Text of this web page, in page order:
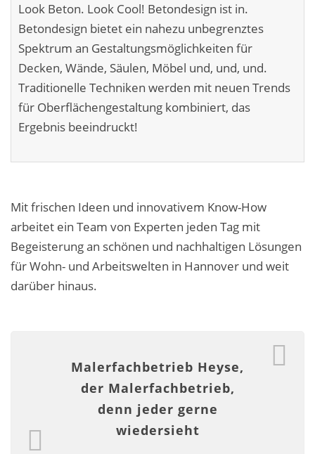
Betonoptik
Bodenbeläge & Designböden
Business Feng-Shui
Der gesunde Raum
Fugenlos
Kalkkind-Fachbetrieb – Sumpfkalk-Oberflächen
Malerarbeiten
Wärmedämmung / WDVS
Service ›
Look Beton. Look Cool! Betondesign ist in.
Betondesign bietet ein nahezu unbegrenztes
Spektrum an Gestaltungs­möglichkeiten für
Decken, Wände, Säulen, Möbel und, und, und.
Traditionelle Techniken werden mit neuen Trends
für Oberflächen­gestaltung kombiniert, das
Ergebnis beeindruckt!
Mit frischen Ideen und innovativem Know-How
arbeitet ein Team von Experten jeden Tag mit
Begeisterung an schönen und nachhaltigen Lösungen
für Wohn- und Arbeitswelten in Hannover und weit
darüber hinaus.
Malerfachbetrieb Heyse,
der Malerfachbetrieb,
denn jeder gerne
wiedersieht